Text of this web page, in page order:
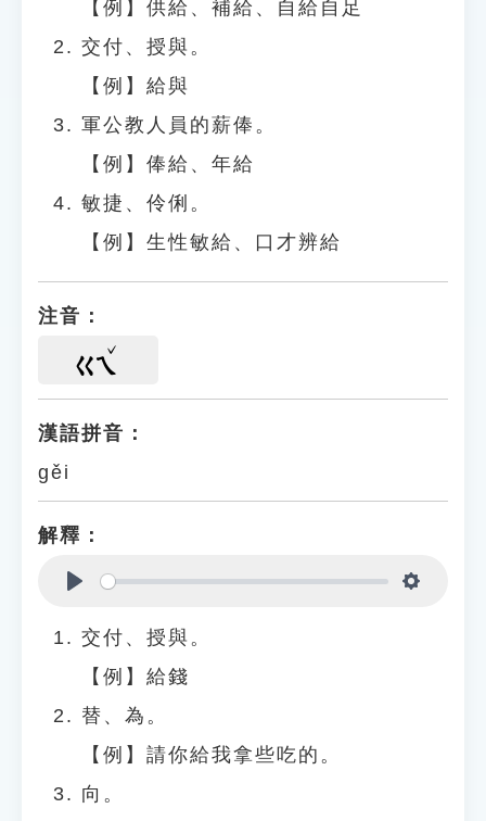
【例】供給、補給、自給自足
交付、授與。
【例】給與
軍公教人員的薪俸。
【例】俸給、年給
敏捷、伶俐。
【例】生性敏給、口才辨給
注音：
ㄍㄟ
漢語拼音：
gěi
解釋：
交付、授與。
【例】給錢
替、為。
【例】請你給我拿些吃的。
向。